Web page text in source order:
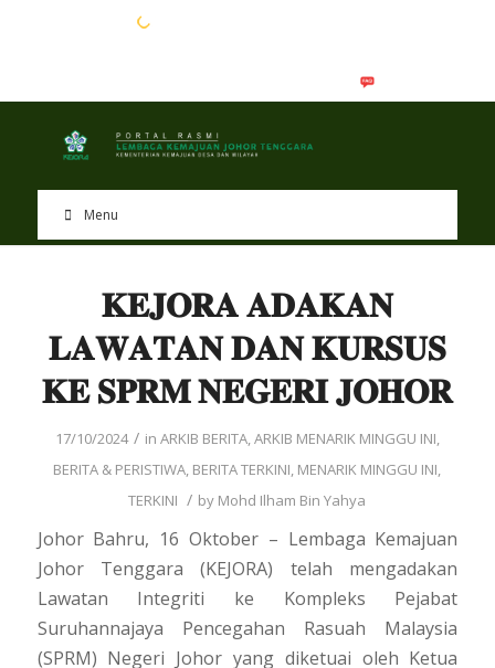
Menu
𝐊𝐄𝐉𝐎𝐑𝐀 𝐀𝐃𝐀𝐊𝐀𝐍
𝐋𝐀𝐖𝐀𝐓𝐀𝐍 𝐃𝐀𝐍 𝐊𝐔𝐑𝐒𝐔𝐒
𝐊𝐄 𝐒𝐏𝐑𝐌 𝐍𝐄𝐆𝐄𝐑𝐈 𝐉𝐎𝐇𝐎𝐑
17/10/2024 / in ARKIB BERITA,ARKIB MENARIK MINGGU INI,
BERITA & PERISTIWA, BERITA TERKINI, MENARIK MINGGU INI,
TERKINI / by Mohd Ilham Bin Yahya
Johor Bahru, 16 Oktober – Lembaga Kemajuan
Johor Tenggara (KEJORA) telah mengadakan
Lawatan Integriti ke Kompleks Pejabat
Suruhannajaya Pencegahan Rasuah Malaysia
(SPRM) Negeri Johor yang diketuai oleh Ketua